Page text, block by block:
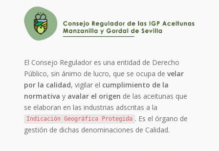
El Consejo Regulador es una entidad de Derecho
Público, sin ánimo de lucro, que se ocupa develar
por la calidad, vigilar el cumplimiento de la
normativa y avalar el origen de las aceitunas que
se elaboran en las industrias adscritas a la
Indicación Geográfica Protegida . Es el órgano de
gestión de dichas denominaciones de Calidad.